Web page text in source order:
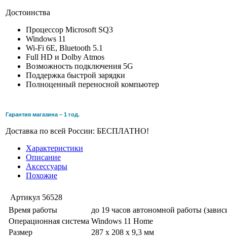
Достоинства
Процессор Microsoft SQ3
Windows 11
Wi-Fi 6E, Bluetooth 5.1
Full HD и Dolby Atmos
Возможность подключения 5G
Поддержка быстрой зарядки
Полноценный переносной компьютер
Гарантия магазина – 1 год.
Доставка по всей России: БЕСПЛАТНО!
Характеристики
Описание
Аксессуары
Похожие
Артикул 56528
Время работы
до 19 часов автономной работы
Операционная система Windows 11 Home
Размер
287 x 208 x 9,3 мм